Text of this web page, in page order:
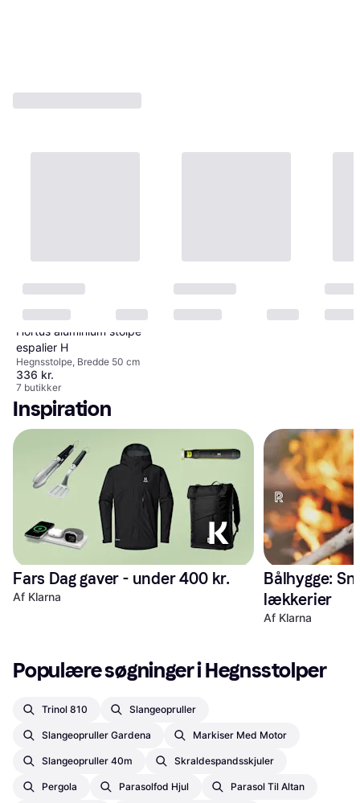
Hortus aluminium stolpe
espalier H
Hegnsstolpe, Bredde 50 cm
336 kr.
7 butikker
Inspiration
Af Klarna
Bålhygge:
lækkerier
Af Klarna
Populære søgninger i Hegnsstolper
Trinol 810 Slangeopruller
Slangeopruller Gardena Markiser Med Motor
Slangeopruller 40m Skraldespandsskjuler
Pergola Parasolfod Hjul Parasol Til Altan